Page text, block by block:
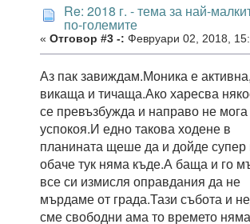
Re: 2018 г. - тема за най-
по-големите
« Отговор #3 -: Февруари 02, 2018,
Аз пак завиждам.Моника е активна,
викаща и тичаща.Ако харесва
се превъзбужда и направо не
успокоя.И едно такова ходене в
планината щеше да и дойде супер
обаче тук няма къде.А баща и го
все си измисля оправдания да не
мърдаме от града.Тази събота и
сме свободни ама то времето